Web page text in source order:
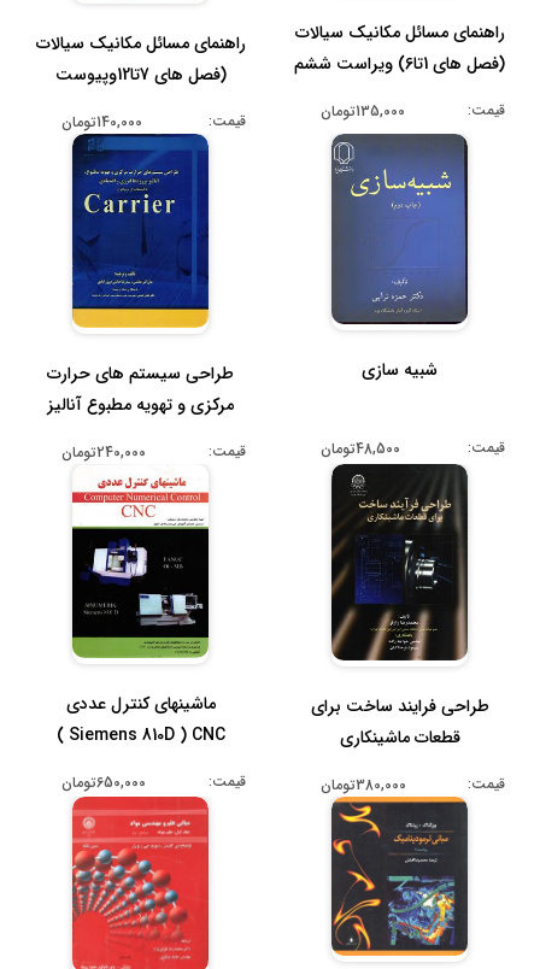
راهنمای مسائل مکانیک سیالات
(فصل های 1تا6) ویراست ششم
قیمت: 135,000تومان
راهنمای مسائل مکانیک سیالات
(فصل های 7تا12وپیوست
قیمت: 140,000تومان
شبیه سازی
قیمت: 48,500تومان
طراحی سیستم های حرارت
مرکزی و تهویه مطبوع آنالیز
قیمت: 240,000تومان
طراحی فرایند ساخت برای
قطعات ماشینکاری
قیمت: 380,000تومان
ماشینهای کنترل عددی
Siemens 810D ) CNC )
قیمت: 650,000تومان